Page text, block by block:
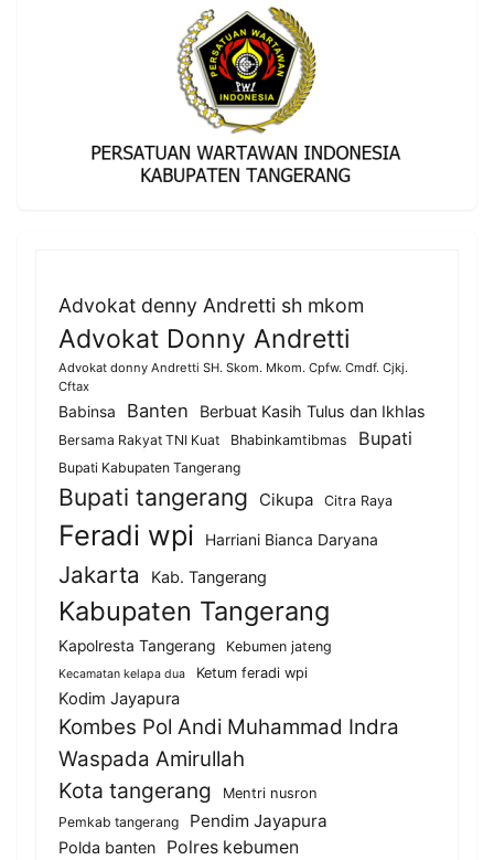
Advokat denny Andretti sh mkom
Advokat Donny Andretti
Advokat donny Andretti SH. Skom. Mkom. Cpfw. Cmdf. Cjkj.
Cftax
Babinsa Banten Berbuat Kasih Tulus dan Ikhlas
Bersama Rakyat TNI Kuat Bhabinkamtibmas Bupati
Bupati Kabupaten Tangerang
Bupati tangerang Cikupa Citra Raya
Feradi wpi Harriani Bianca Daryana
Jakarta Kab. Tangerang
Kabupaten Tangerang
Kapolresta Tangerang Kebumen jateng
Kecamatan kelapa dua Ketum feradi wpi
Kodim Jayapura
Kombes Pol Andi Muhammad Indra
Waspada Amirullah
Kota tangerang
Mentri nusron
Pemkab tangerang
Pendim Jayapura
Polda banten Polres kebumen